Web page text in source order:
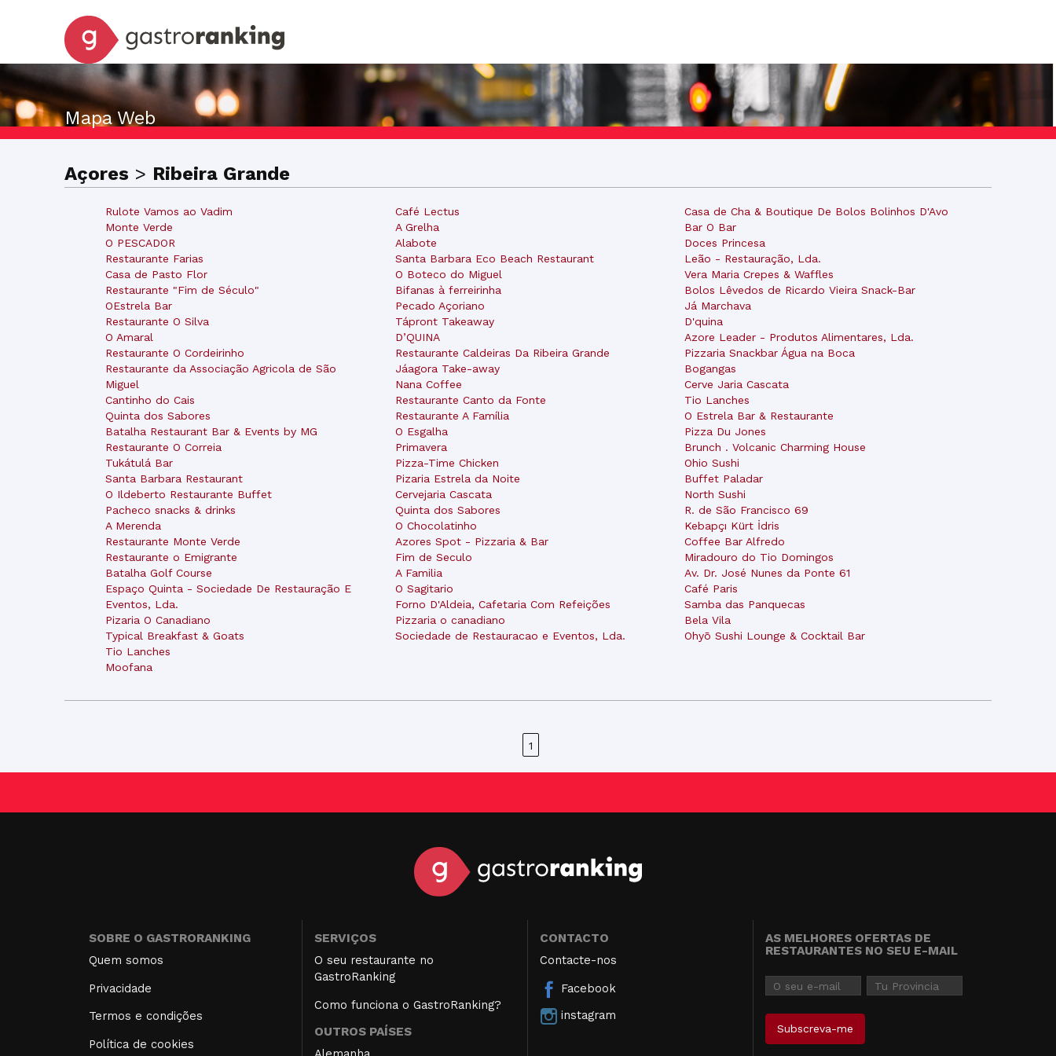
Mapa Web
Açores > Ribeira Grande
Rulote Vamos ao Vadim
Monte Verde
O PESCADOR
Restaurante Farias
Casa de Pasto Flor
Restaurante "Fim de Século"
OEstrela Bar
Restaurante O Silva
O Amaral
Restaurante O Cordeirinho
Restaurante da Associação Agricola de São
Miguel
Cantinho do Cais
Quinta dos Sabores
Batalha Restaurant Bar & Events by MG
Restaurante O Correia
Tukátulá Bar
Santa Barbara Restaurant
O Ildeberto Restaurante Buffet
Pacheco snacks & drinks
A Merenda
Restaurante Monte Verde
Restaurante o Emigrante
Batalha Golf Course
Espaço Quinta - Sociedade De Restauração E
Eventos, Lda.
Pizaria O Canadiano
Typical Breakfast & Goats
Tio Lanches
Moofana
Café Lectus
A Grelha
Alabote
Santa Barbara Eco Beach Restaurant
O Boteco do Miguel
Bifanas à ferreirinha
Pecado Açoriano
Tápront Takeaway
D’QUINA
Restaurante Caldeiras Da Ribeira Grande
Jáagora Take-away
Nana Coffee
Restaurante Canto da Fonte
Restaurante A Família
O Esgalha
Primavera
Pizza-Time Chicken
Pizaria Estrela da Noite
Cervejaria Cascata
Quinta dos Sabores
O Chocolatinho
Azores Spot - Pizzaria & Bar
Fim de Seculo
A Familia
O Sagitario
Forno D'Aldeia, Cafetaria Com Refeições
Pizzaria o canadiano
Sociedade de Restauracao e Eventos, Lda.
Casa de Cha & Boutique De Bolos Bolinhos D'Avo
Bar O Bar
Doces Princesa
Leão - Restauração, Lda.
Vera Maria Crepes & Waffles
Bolos Lêvedos de Ricardo Vieira Snack-Bar
Já Marchava
D'quina
Azore Leader - Produtos Alimentares, Lda.
Pizzaria Snackbar Água na Boca
Bogangas
Cerve Jaria Cascata
Tio Lanches
O Estrela Bar & Restaurante
Pizza Du Jones
Brunch . Volcanic Charming House
Ohio Sushi
Buffet Paladar
North Sushi
R. de São Francisco 69
Kebapçı Kürt İdris
Coffee Bar Alfredo
Miradouro do Tio Domingos
Av. Dr. José Nunes da Ponte 61
Café Paris
Samba das Panquecas
Bela Vila
Ohyō Sushi Lounge & Cocktail Bar
1
SOBRE O GASTRORANKING
Quem somos
Privacidade
Termos e condições
Política de cookies
SERVIÇOS
O seu restaurante no
GastroRanking
Como funciona o GastroRanking?
OUTROS PAÍSES
CONTACTO
Contacte-nos
Facebook
instagram
AS MELHORES OFERTAS DE
RESTAURANTES NO SEU E-MAIL